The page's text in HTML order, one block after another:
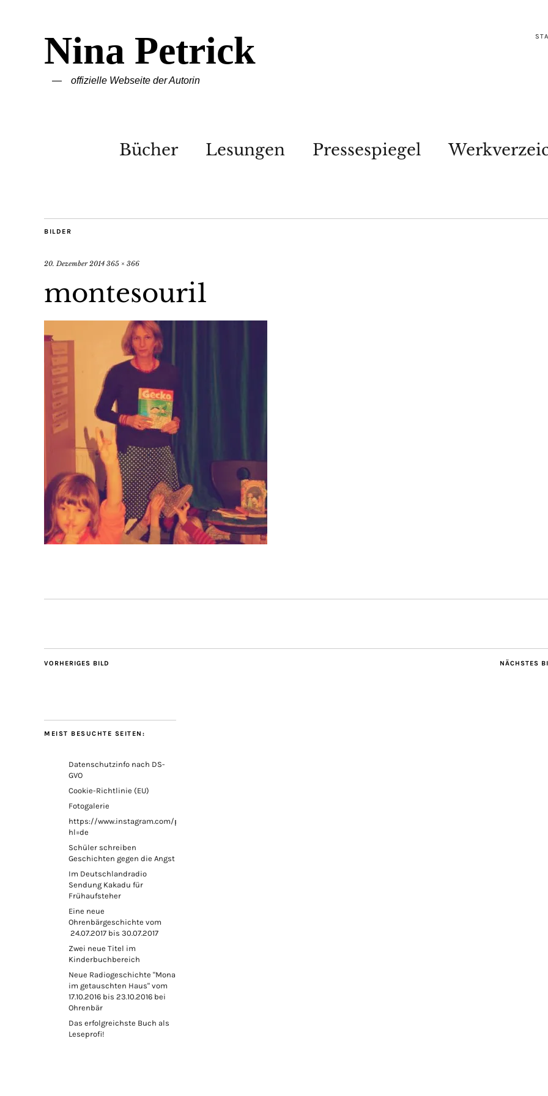
Nina Petrick
offizielle Webseite der Autorin
Bücher Lesungen Pressespiegel
BILDER
20. Dezember 2014 365 × 366
montesouri1
NÄCHSTES
VORHERIGES BILD
MEIST BESUCHTE SEITEN:
Datenschutzinfo nach DS-
GVO
Cookie-Richtlinie (EU)
Fotogalerie
https://www.instagram.com/petricknina/?
hl=de
Schüler schreiben
Geschichten gegen die Angst
Im Deutschlandradio
Sendung Kakadu für
Frühaufsteher
Eine neue
Ohrenbärgeschichte vom
24.07.2017 bis 30.07.2017
Zwei neue Titel im
Kinderbuchbereich
Neue Radiogeschichte "Mona
im getauschten Haus" vom
17.10.2016 bis 23.10.2016 bei
Ohrenbär
Das erfolgreichste Buch als
Leseprofi!